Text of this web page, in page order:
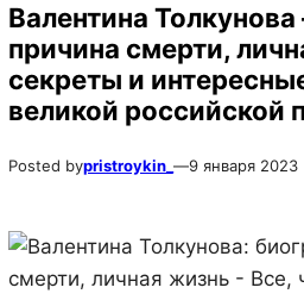
Валентина
причина смерти,
секреты и
великой российской
Posted bypristroykin_ —9 января 2023